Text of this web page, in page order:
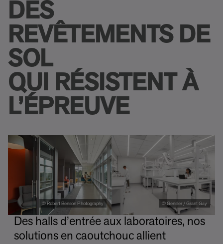
DES
REVÊTEMENTS DE
SOL
QUI RÉSISTENT À
L’ÉPREUVE
© Robert Benson Photography © Gensler / Grant Gay
Des halls d’entrée aux laboratoires, nos
solutions en caoutchouc allient